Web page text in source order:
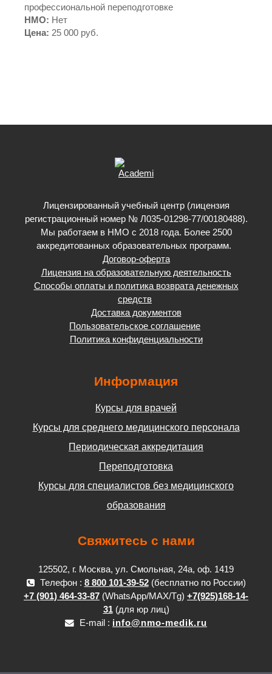
профессиональной переподготовке
НМО: Нет
Цена: 25 000 руб.
Лицензированный учебный центр (лицензия
регистрационный номер № Л035-01298-77/00180488).
Мы работаем в НМО с 2018 года. Более 2500
аккредитованных образовательных программ.
Договор-оферта
Лицензия на образовательную деятельность
Способы оплаты и политика возврата денежных
средств
Доставка документов
Пользовательское соглашение
Политика конфиденциальности
Информация
Курсы для врачей
Курсы для среднего медицинского персонала
Периодическая аккредитация
Переподготовка
Курсы для специалистов без медицинского
образования
Свяжитесь с нами
125502, г. Москва, ул. Смольная, 24а, оф. 1419
Телефон : 8 800 101-39-52(бесплатно по России)
+7 (901) 464-33-87 (WhatsApp/MAX/Tg) +7(925)168-14-
31(для юр лиц)
E-mail : info@nmo-medik.ru